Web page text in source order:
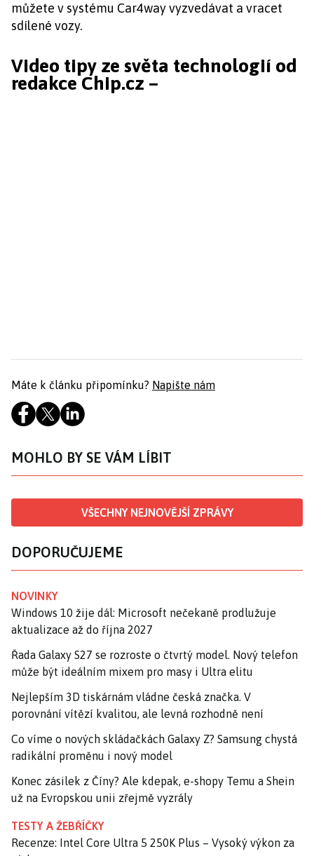
můžete v systému Car4way vyzvedávat a vracet
sdílené vozy.
Video tipy ze světa technologií od
redakce Chip.cz –
Máte k článku připomínku? Napište nám
MOHLO BY SE VÁM LÍBIT
VŠECHNY NEJNOVĚJŠÍ ZPRÁVY
DOPORUČUJEME
NOVINKY
Windows 10 žije dál: Microsoft nečekaně prodlužuje
aktualizace až do října 2027
Řada Galaxy S27 se rozroste o čtvrtý model. Nový telefon
může být ideálním mixem pro masy i Ultra elitu
Nejlepším 3D tiskárnám vládne česká značka. V
porovnání vítězí kvalitou, ale levná rozhodně není
Co víme o nových skládačkách Galaxy Z? Samsung chystá
radikální proměnu i nový model
Konec zásilek z Číny? Ale kdepak, e-shopy Temu a Shein
už na Evropskou unii zřejmě vyzrály
TESTY A ŽEBŘÍČKY
Recenze: Intel Core Ultra 5 250K Plus – Vysoký výkon za